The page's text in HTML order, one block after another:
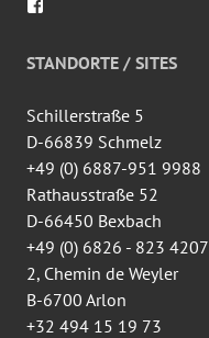
de
wingtsun.arlon
Facebook
STANDORTE / SITES
Schillerstraße 5
D-66839 Schmelz
+49 (0) 6887-951 9988
Rathausstraße 52
D-66450 Bexbach
+49 (0) 6826 - 823 4207
2, Chemin de Weyler
B-6700 Arlon
+32 494 15 19 73